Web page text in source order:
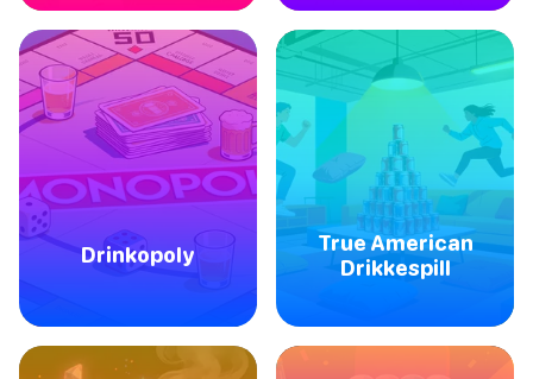
Drinkopoly
True American
Drikkespill